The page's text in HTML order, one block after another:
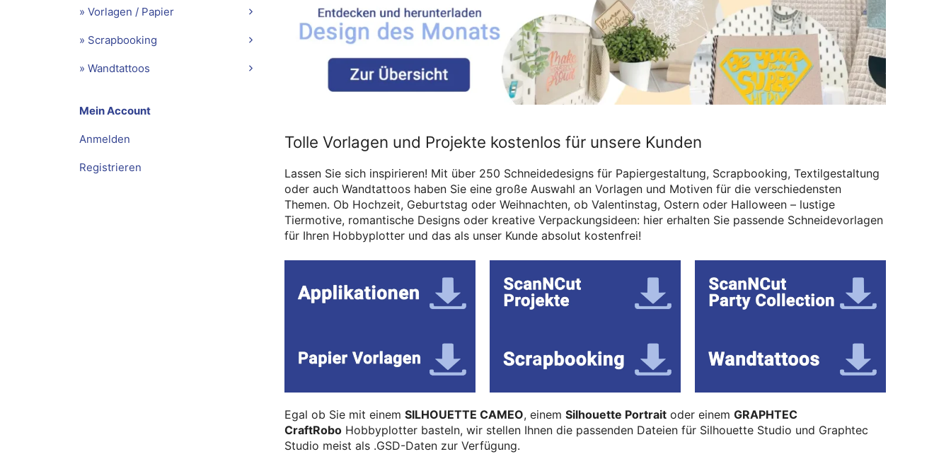
Tolle Vorlagen und Projekte kostenlos für unsere Kunden
Lassen Sie sich inspirieren! Mit über 250 Schneidedesigns für Papiergestaltung, Scrapbooking, Textilgestaltung
oder auch Wandtattoos haben Sie eine große Auswahl an Vorlagen und Motiven für die verschiedensten
Themen. Ob Hochzeit, Geburtstag oder Weihnachten, ob Valentinstag, Ostern oder Halloween – lustige
Tiermotive, romantische Designs oder kreative Verpackungsideen: hier erhalten Sie passende Schneidevorlagen
für Ihren Hobbyplotter und das als unser Kunde absolut kostenfrei!
Egal ob Sie mit einem SILHOUETTE CAMEO, einem Silhouette Portrait oder einem GRAPHTEC
CraftRobo Hobbyplotter basteln, wir stellen Ihnen die passenden Dateien für Silhouette Studio und Graphtec
Studio meist als .GSD-Daten zur Verfügung.
» Vorlagen / Papier
» Scrapbooking
» Wandtattoos
Mein Account
Anmelden
Registrieren